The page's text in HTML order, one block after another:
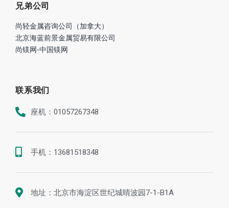
兄弟公司
尚轻金属咨询公司（加拿大）
北京海蓝前景金属贸易有限公司
尚镁网-中国镁网
联系我们
座机：01057267348
手机：13681518348
地址：北京市海淀区世纪城晴波园7-1-B1A